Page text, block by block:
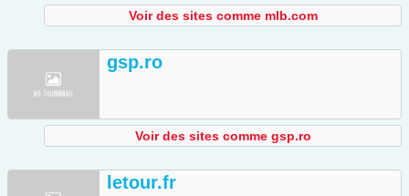
Voir des sites comme mlb.com
gsp.ro
Voir des sites comme gsp.ro
letour.fr